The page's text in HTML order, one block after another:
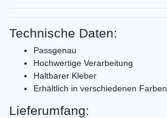
Technische Daten:
Passgenau
Hochwertige Verarbeitung
Haltbarer Kleber
Erhältlich in verschiedenen Farben
Lieferumfang: